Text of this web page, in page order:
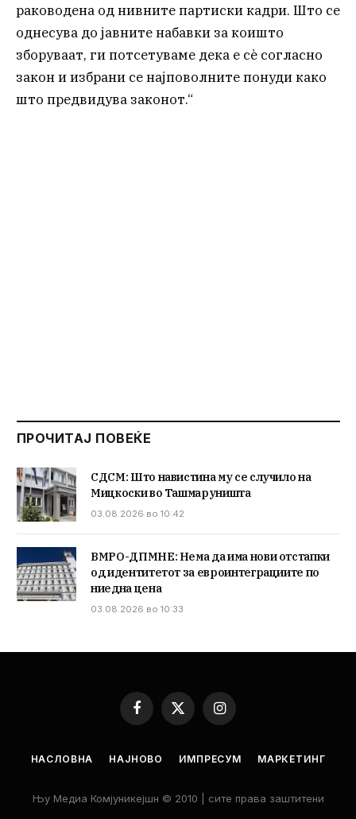
раководена од нивните партиски кадри. Што се
однесува до јавните набавки за коишто
зборуваат, ги потсетуваме дека е сè согласно
закон и избрани се најповолните понуди како
што предвидува законот.“
ПРОЧИТАЈ ПОВЕЌЕ
СДСМ: Што навистина му се случило на
Мицкоски во Ташмаруништа
03.08.2026 во 10:42
ВМРО-ДПМНЕ: Нема да има нови отстапки
од идентитетот за евроинтеграциите по
ниедна цена
03.08.2026 во 10:33
Facebook
X
(Twitter)
Instagram
НАСЛОВНА НАЈНОВО ИМПРЕСУМ МАРКЕТИНГ
Њу Медиа Комјуникејшн © 2010 | сите права заштитени